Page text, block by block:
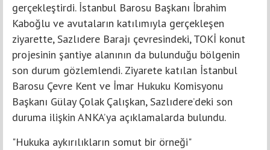
gerçekleştirdi. İstanbul Barosu Başkanı İbrahim
Kaboğlu ve avutaların katılımıyla gerçekleşen
ziyarette, Sazlıdere Barajı çevresindeki, TOKİ konut
projesinin şantiye alanının da bulunduğu bölgenin
son durum gözlemlendi. Ziyarete katılan İstanbul
Barosu Çevre Kent ve İmar Hukuku Komisyonu
Başkanı Gülay Çolak Çalışkan, Sazlıdere’deki son
duruma ilişkin ANKA’ya açıklamalarda bulundu.
"Hukuka aykırılıkların somut bir örneği"